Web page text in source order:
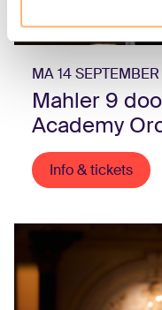
MA 14
Mahler 9
Academy
Info & tickets